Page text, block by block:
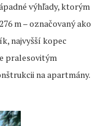
výhľady, ktorým
m – označovaný ako
najvyšší kopec
pralesovitým
na apartmány.